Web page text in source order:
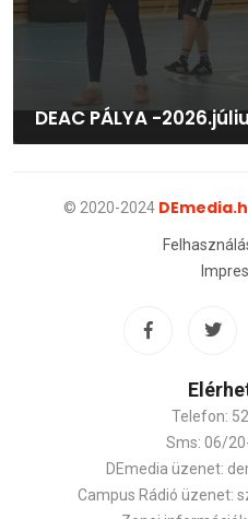
DEAC PÁLYA -
© 2020-2024
Telefon:
Sms: 06/
DEmedia üzenet:
Campus Rádió üzenet: